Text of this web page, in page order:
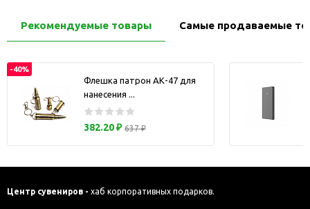
Рекомендуемые товары Самые продаваемые
-40%
Флешка патрон АК-47 для
нанесения ...
382.20 ₽ 637 ₽
Центр сувениров - хаб корпоративных подарков.